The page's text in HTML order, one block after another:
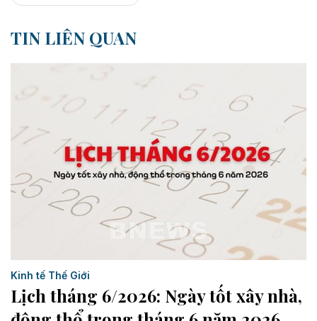
TIN LIÊN QUAN
Kinh tế Thế Giới
Lịch tháng 6/2026: Ngày tốt xây nhà,